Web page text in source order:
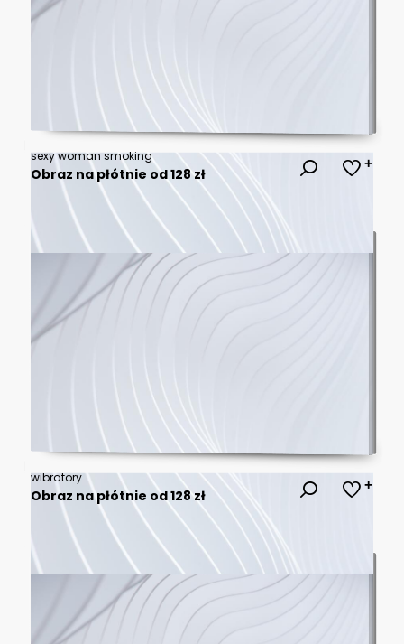
sexy woman smoking
Obraz na płótnie od 128 zł
wibratory
Obraz na płótnie od 128 zł